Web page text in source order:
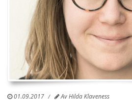
01.09.2017 AvHilda Klaveness